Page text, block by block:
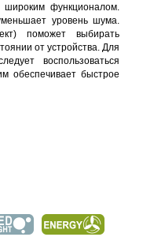
широким функционалом.
уровень шума.
поможет выбирать
от устройства. Для
воспользоваться
обеспечивает быстрое